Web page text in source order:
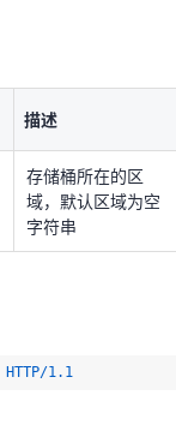
存储桶所在的区
域，默认区域为空
字符串
HTTP/1.1
描述
存储桶所在的区
域，默认区域为空
字符串
HTTP/1.1